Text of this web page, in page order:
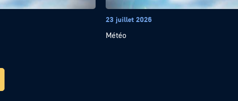
23 juillet 2026
Météo